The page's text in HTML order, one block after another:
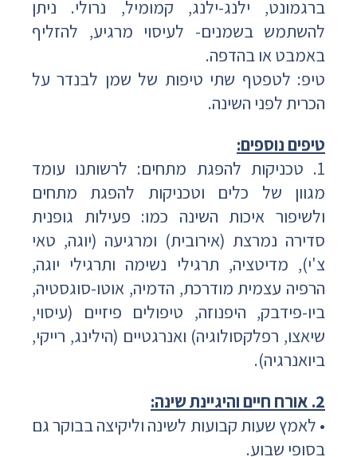
ברגמונט, ילנג-ילנג, קמומיל, נרולי. ניתן
להשתמש בשמנים- לעיסוי מרגיע, להזליף
באמבט או בהדפה.
טיפ: לטפטף שתי טיפות של שמן לבנדר על
הכרית לפני השינה.
טיפים נוספים:
1. טכניקות להפגת מתחים: לרשותנו עומד
מגוון של כלים וטכניקות להפגת מתחים
ולשיפור איכות השינה כמו: פעילות גופנית
סדירה נמרצת (אירובית) ומרגיעה (יוגה, טאי
צ'י), מדיטציה, תרגילי נשימה ותרגילי יוגה,
הרפיה עצמית מודרכת, הדמיה, אוטו-סוגסטיה,
ביו-פידבק, היפנוזה, טיפולים פיזיים (עיסוי,
שיאצו, רפלקסולוגיה) ואנרגטיים (הילינג, רייקי,
ביואנרגיה).
2. אורח חיים והיגיינת שינה:
• לאמץ שעות קבועות לשינה וליקיצה בבוקר גם
בסופי שבוע.